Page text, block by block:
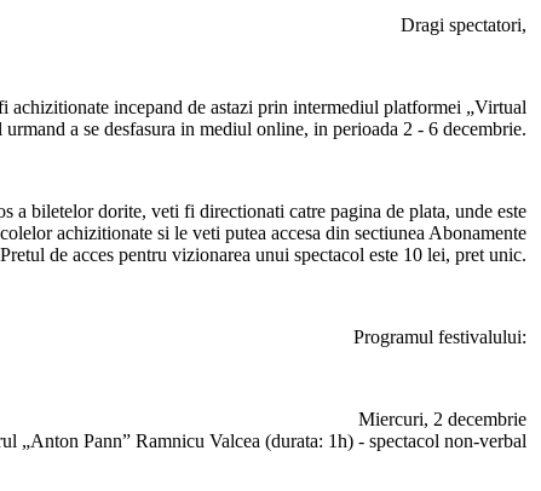
Dragi spectatori,
achizitionate incepand de astazi prin intermediul platformei „Virtual
a se desfasura in mediul online, in perioada 2 - 6 decembrie.
a biletelor dorite, veti fi directionati catre pagina de plata, unde este
achizitionate si le veti putea accesa din sectiunea Abonamente
de acces pentru vizionarea unui spectacol este 10 lei, pret unic.
Programul festivalului:
Miercuri, 2 decembrie
„Anton Pann” Ramnicu Valcea (durata: 1h) - spectacol non-verbal